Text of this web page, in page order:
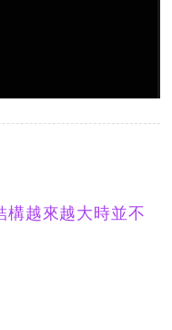
構越來越大時並不